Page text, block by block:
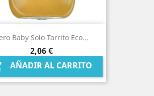
Baby Solo Tarrito Eco...
Precio
2,06 €
AÑADIR AL CARRITO